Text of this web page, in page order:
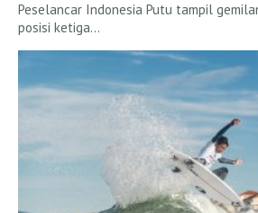
Peselancar Indonesia Putu tampil
posisi ketiga…